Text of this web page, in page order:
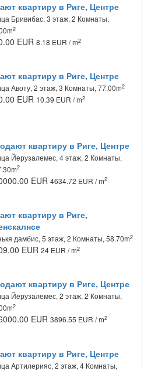
квартиру в Риге, Центре
Бривибас, 3 этаж, 2 Комнаты,
2
EUR 8.18 EUR / m2
квартиру в Риге, Центре
Авоту, 2 этаж, 3 Комнаты, 77.00m2
EUR 10.39 EUR / m2
квартиру в Риге, Центре
Йeрузалемес, 4 этаж, 2 Комнаты,
2
EUR 4634.72 EUR / m2
квартиру в Риге,
дамбис, 5 этаж, 2 Комнаты, 58.70m2
EUR 24 EUR / m2
квартиру в Риге, Центре
Йeрузалемес, 2 этаж, 2 Комнаты,
2
EUR 3896.55 EUR / m2
квартиру в Риге, Центре
Артилерияс, 2 этаж, 4 Комнаты,